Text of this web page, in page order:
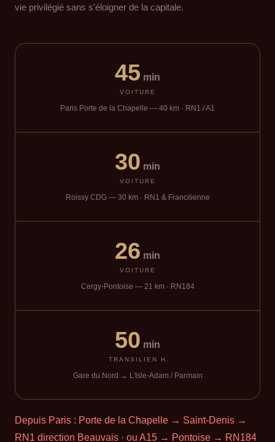
vie privilégié sans s'éloigner de la capitale.
45 min
VOITURE
Paris Porte de la Chapelle — 40 km · RN1 / A1
30 min
VOITURE
Roissy CDG — 30 km · RN1 & Francilienne
26 min
VOITURE
Cergy-Pontoise — 21 km · RN184
50 min
TRANSILIEN H
Gare du Nord → L'Isle-Adam / Parmain
Depuis Paris : Porte de la Chapelle → Saint-Denis →
RN1 direction Beauvais · ou A15 → Pontoise → RN184